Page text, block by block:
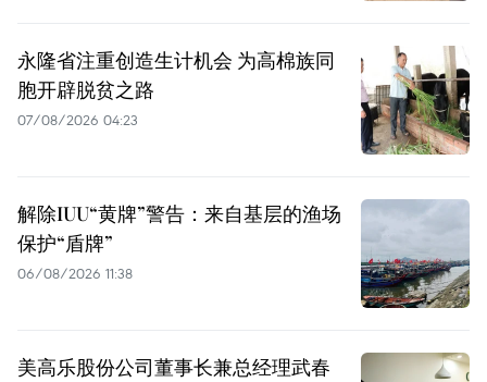
永隆省注重创造生计机会 为高棉族同
胞开辟脱贫之路
07/08/2026 04:23
解除IUU“黄牌”警告：来自基层的渔场
保护“盾牌”
06/08/2026 11:38
美高乐股份公司董事长兼总经理武春